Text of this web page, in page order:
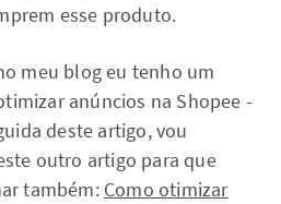
esse produto.
meu blog eu tenho um
anúncios na Shopee -
deste artigo, vou
outro artigo para que
também: Como otimizar